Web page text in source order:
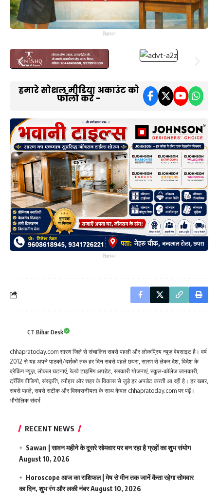
विज्ञापन
हमारे सोशल मीडिया अकाउंट को
फॉलो करें -
विज्ञापन
CT Bihar Desk
chhapratoday.com सारण जिले से संचालित सबसे पहली और लोकप्रिय न्यूज़ वेबसाइट है। वर्ष
2012 से यह अपने पाठकों/दर्शकों तक हर दिन सबसे पहले छपरा, सारण से लेकर देश, विदेश के
ब्रेकिंग न्यूज़, लोकल घटनाएं, रेलवे टाइमिंग अपडेट, सरकारी योजनाएं, स्कूल-कॉलेज जानकारी,
ट्रेंडिंग वीडियो, संस्कृति, त्यौहार और शहर के विकास से जुड़े हर अपडेट करती आ रही है। हर खबर,
सबसे पहले, सबसे सटीक और विश्वसनीयता के साथ केवल chhapratoday.com पर पढ़ें।
भौगोलिक संदर्भ
RECENT NEWS
Sawan | सावन महीने के दूसरे सोमवार पर बन रहा है ग्रहों का शुभ संयोग
August 10, 2026
Horoscope आज का राशिफल | मेष से मीन तक जानें कैसा रहेगा सोमवार
का दिन, शुभ रंग और लकी नंबरAugust 10, 2026